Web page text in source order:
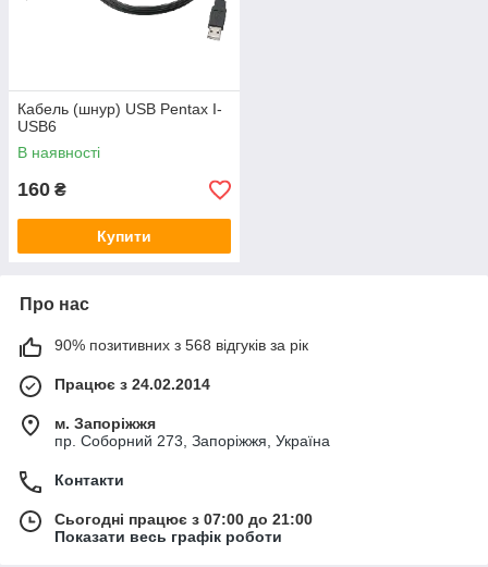
Кабель (шнур) USB Pentax I-
USB6
В наявності
160 ₴
Купити
Про нас
90% позитивних з 568 відгуків за рік
Працює з 24.02.2014
м. Запоріжжя
пр. Соборний 273, Запоріжжя, Україна
Контакти
Сьогодні працює з 07:00 до 21:00
Показати весь графік роботи